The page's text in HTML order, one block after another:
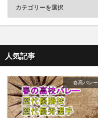
人気記事
春高バレー